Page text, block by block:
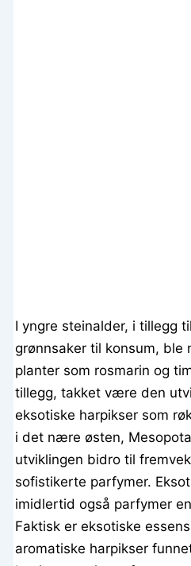
I yngre steinalder, i tillegg
grønnsaker til konsum, ble
planter som rosmarin og
tillegg, takket være den
eksotiske harpikser som
i det nære østen,
utviklingen bidro til
sofistikerte parfymer.
imidlertid også parfymer
Faktisk er eksotiske
aromatiske harpikser